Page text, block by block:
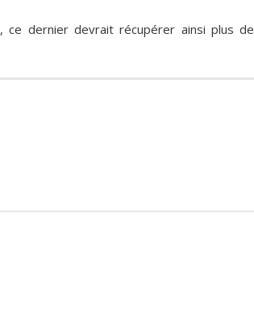
, ce dernier devrait récupérer ainsi plus de